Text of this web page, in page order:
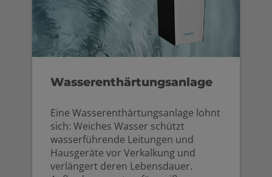
Wasserenthärtungsanlage
Eine Wasserenthärtungsanlage lohnt
sich: Weiches Wasser schützt
wasserführende Leitungen und
Hausgeräte vor Verkalkung und
verlängert deren Lebensdauer.